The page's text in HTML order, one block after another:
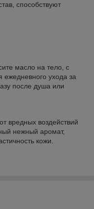
способствуют
масло на тело, с
ежедневного ухода за
после душа или
вредных воздействий
нежный аромат,
кожи.